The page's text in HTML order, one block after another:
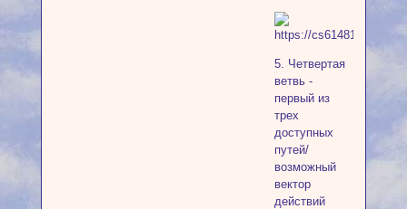
5. Четвертая
ветвь -
первый из
трех
доступных
путей/
возможный
вектор
действий